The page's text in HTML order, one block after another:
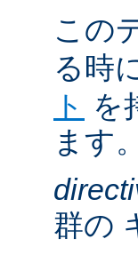
この
る時
ト を
ます。
群の